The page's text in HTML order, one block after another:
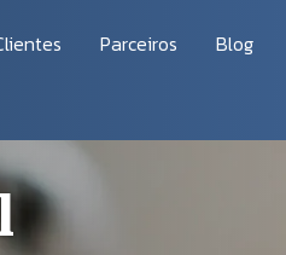
Parceiros Blog